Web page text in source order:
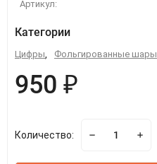
Артикул:
Категории
Цифры, Фольгированные шары
950 ₽
Количество: